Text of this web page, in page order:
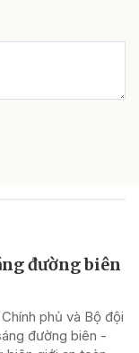
đường biên
phủ và Bộ đội
đường biên -